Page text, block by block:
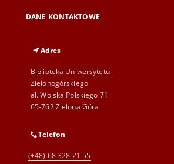
DANE KONTAKTOWE
Adres
Biblioteka Uniwersytetu
Zielonogórskiego
al. Wojska Polskiego 71
65-762 Zielona Góra
Telefon
(+48) 68 328 21 55